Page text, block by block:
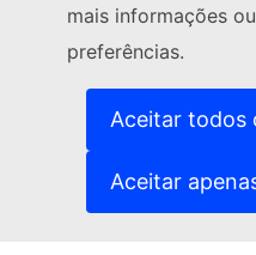
mais informações
preferências.
Aceitar todos
Aceitar
Contacte-nos(Ligação
Comunicar uma
Línguas dos nossos
(Ligação externa)
Política de privacidade
Advertência jurídica